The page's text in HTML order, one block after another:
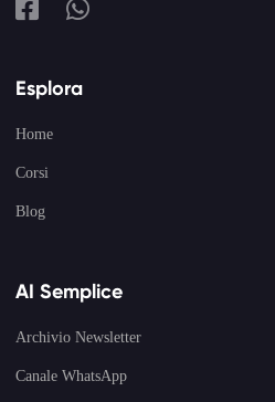
Esplora
Home
Corsi
Blog
AI Semplice
Archivio Newsletter
Canale WhatsApp